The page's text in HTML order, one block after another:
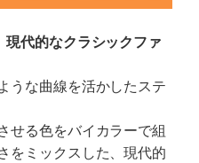
代的なクラシックファ
うな曲線を活かしたステ
せる色をバイカラーで組
をミックスした、現代的